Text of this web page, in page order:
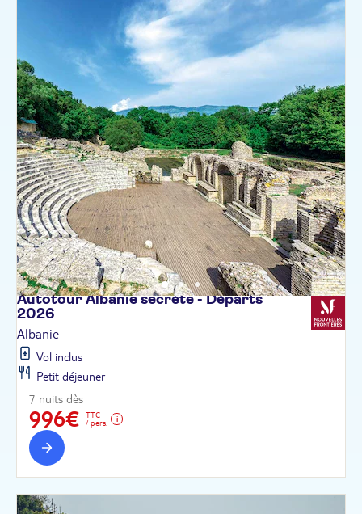
Autotour Albanie secrète - Départs
2026
Albanie
Vol inclus
Petit déjeuner
7 nuits dès
996€
TTC
/ pers.